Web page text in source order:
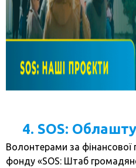
4. SOS:
Волонтерами за фінансової
фонду «SOS: Штаб